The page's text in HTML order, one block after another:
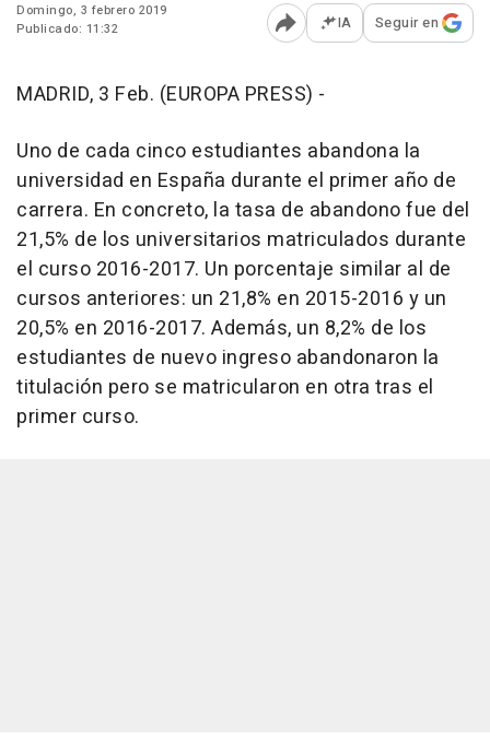
Domingo, 3 febrero 2019
Publicado: 11:32
Abrir opciones para
IA Seguir en
MADRID, 3 Feb. (EUROPA PRESS) -
Uno de cada cinco estudiantes abandona la
universidad en España durante el primer año de
carrera. En concreto, la tasa de abandono fue del
21,5% de los universitarios matriculados durante
el curso 2016-2017. Un porcentaje similar al de
cursos anteriores: un 21,8% en 2015-2016 y un
20,5% en 2016-2017. Además, un 8,2% de los
estudiantes de nuevo ingreso abandonaron la
titulación pero se matricularon en otra tras el
primer curso.